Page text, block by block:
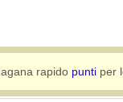
rapido puntiper